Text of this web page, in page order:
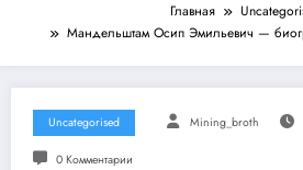
Главная
Мандельштам Осип Эмильевич —
Uncategorised Mining_broth
0 Комментарии